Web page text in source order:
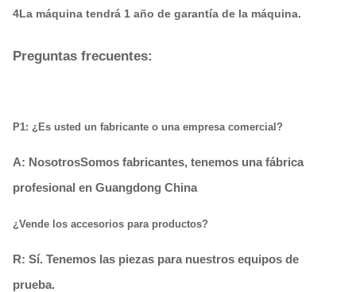
4La máquina tendrá 1 año de garantía de la máquina.
Preguntas frecuentes:
P1: ¿Es usted un fabricante o una empresa comercial?
A: NosotrosSomos fabricantes, tenemos una fábrica
profesional en Guangdong China
¿Vende los accesorios para productos?
R: Sí. Tenemos las piezas para nuestros equipos de
prueba.